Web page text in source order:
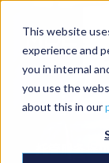
This website
experience and
you in internal
you use the
about this in our
托管服务提